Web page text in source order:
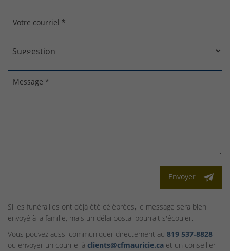
Votre courriel *
Message *
Envoyer
Si les funérailles ont déjà été célébrées, le message sera bien
envoyé à la famille, mais un délai postal pourrait s'écouler.
Vous pouvez aussi communiquer directement au 819 537‑8828
ou envoyer un courriel à clients@cfmauricie.ca et un conseiller